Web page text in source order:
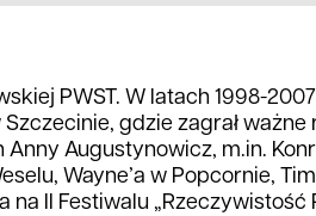
PWST. W latach 1998-
gdzie zagrał ważne
Augustynowicz, m.in.
Wayne’a w Popcornie,
na II Festiwalu „Rzeczywistość